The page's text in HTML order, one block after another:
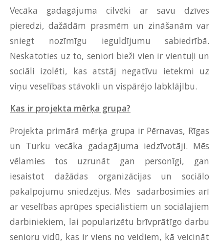
Vecāka gadagājuma cilvēki ar savu dzīves
pieredzi, dažādām prasmēm un zināšanām var
sniegt nozīmīgu ieguldījumu sabiedrībā.
Neskatoties uz to, seniori bieži vien ir vientuļi un
sociāli izolēti, kas atstāj negatīvu ietekmi uz
viņu veselības stāvokli un vispārējo labklājību.
Kas ir projekta mērķa grupa?
Projekta primārā mērķa grupa ir Pērnavas, Rīgas
un Turku vecāka gadagājuma iedzīvotāji. Mēs
vēlamies tos uzrunāt gan personīgi, gan
iesaistot dažādas organizācijas un sociālo
pakalpojumu sniedzējus. Mēs sadarbosimies arī
ar veselības aprūpes speciālistiem un sociālajiem
darbiniekiem, lai popularizētu brīvprātīgo darbu
senioru vidū, kas ir viens no veidiem, kā veicināt